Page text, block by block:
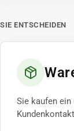
SIE ENTSCHEIDEN
Sie kaufen ein